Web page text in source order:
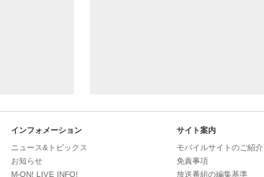
インフォメーション
ニュース&トピックス
お知らせ
M-ON! LIVE INFO!
サイト案内
モバイルサイトのご紹介
免責事項
放送番組の編集基準